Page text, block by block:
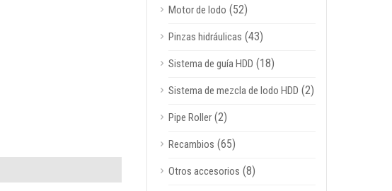
Motor de lodo (52)
Pinzas hidráulicas (43)
Sistema de guía HDD (18)
Sistema de mezcla de lodo HDD (2)
Pipe Roller(2)
Recambios (65)
Otros accesorios (8)